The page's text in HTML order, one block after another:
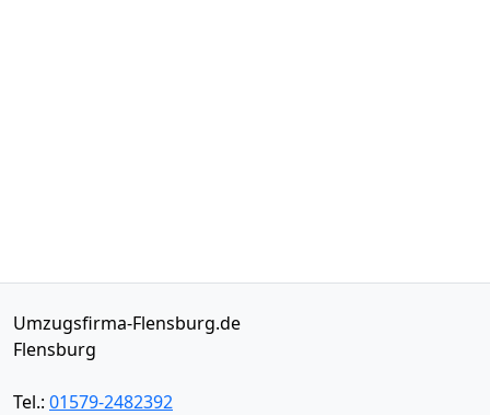
Umzugsfirma-Flensburg.de
Flensburg
Tel.: 01579-2482392